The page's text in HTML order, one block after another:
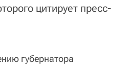
цитирует пресс-
губернатора